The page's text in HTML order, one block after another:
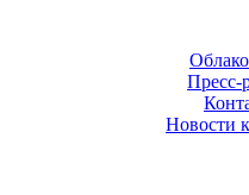
Пресс-
Новости